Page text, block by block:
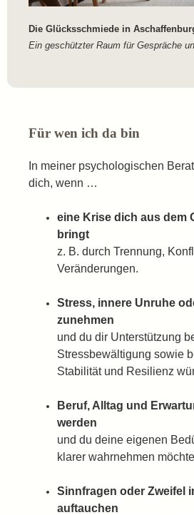
Die Glücksschmiede in
Ein geschützter Raum für Gespräche
Für wen ich da bin
In meiner psychologischen
dich, wenn …
eine Krise dich aus dem
bringt
z. B. durch Trennung,
Veränderungen.
Stress, innere Unruhe
zunehmen
und du dir Unterstützung
Stressbewältigung sowie
Stabilität und Resilienz
Beruf, Alltag und
werden
und du deine eigenen
klarer wahrnehmen
Sinnfragen oder Zweifel
auftauchen